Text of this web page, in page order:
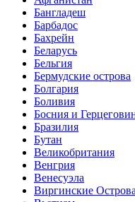
Бангладеш
Барбадос
Бахрейн
Беларусь
Бельгия
Бермудские острова
Болгария
Боливия
Босния и
Бразилия
Бутан
Великобритания
Венгрия
Венесуэла
Виргинские